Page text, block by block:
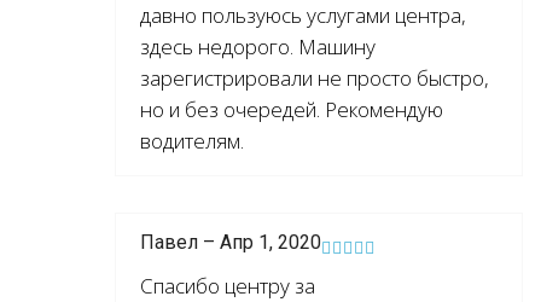
давно пользуюсь услугами центра,
здесь недорого. Машину
зарегистрировали не просто быстро,
но и без очередей. Рекомендую
водителям.
Павел – Апр 1, 2020
Спасибо центру за